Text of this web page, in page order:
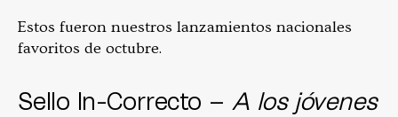
Estos fueron nuestros lanzamientos nacionales
favoritos de octubre.
Sello In-Correcto – A los jóvenes